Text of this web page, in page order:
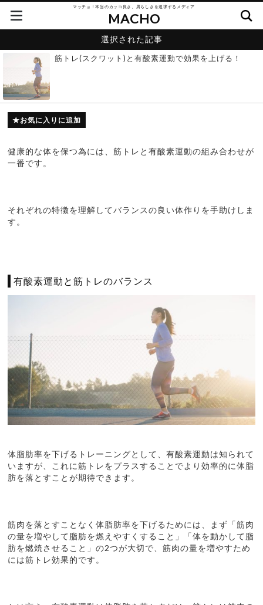
マッチョ！本当のカッコ良さ、男らしさを追求するメディア
MACHO
選択された記事
筋トレ(スクワット)と有酸素運動で効果を上げる！
お気に入りに追加
健康的な体を保つ為には、筋トレと有酸素運動の組み合わせが
一番です。
それぞれの特徴を理解してバランスの良い体作りを手助けしま
す。
有酸素運動と筋トレのバランス
体脂肪率を下げるトレーニングとして、有酸素運動は知られて
いますが、これに筋トレをプラスすることでより効率的に体脂
肪を落とすことが期待できます。
筋肉を落とすことなく体脂肪率を下げるためには、まず「筋肉
の量を増やして脂肪を燃えやすくすること」「体を動かして脂
肪を燃焼させること」の2つが大切で、筋肉の量を増やすため
には筋トレ効果的です。